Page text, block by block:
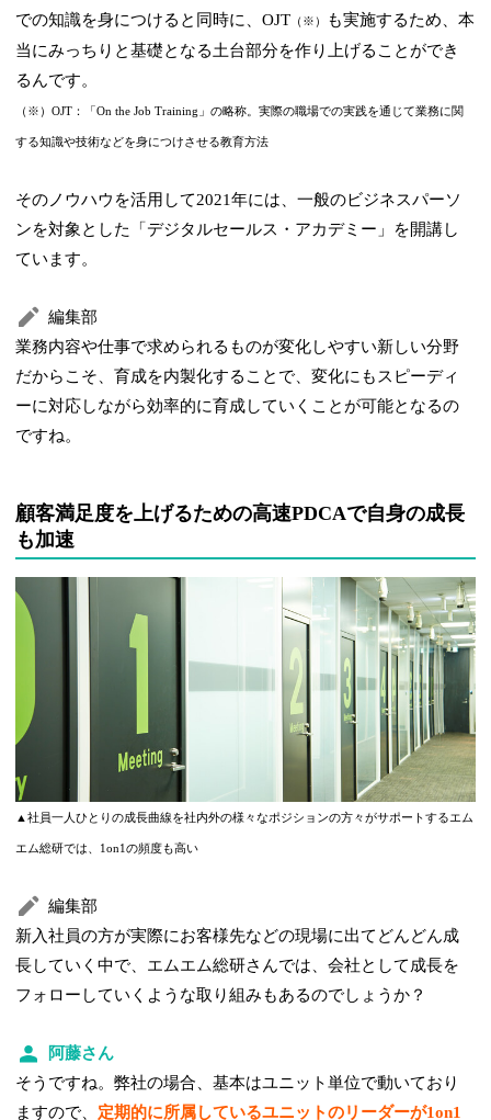
での知識を身につけると同時に、OJT （※）
も実施するため、本
当にみっちりと基礎となる土台部分を作り上げることができ
るんです。
（※）OJT：「On the Job Training」の略称。実際の職場での実践を通じて業務に関
する知識や技術などを身につけさせる教育方法
そのノウハウを活用して2021年には、一般のビジネスパーソ
ンを対象とした「デジタルセールス・アカデミー」を開講し
ています。
編集部
業務内容や仕事で求められるものが変化しやすい新しい分野
だからこそ、育成を内製化することで、変化にもスピーディ
ーに対応しながら効率的に育成していくことが可能となるの
ですね。
顧客満足度を上げるための高速PDCAで自身の成長
も加速
▲社員一人ひとりの成長曲線を社内外の様々なポジションの方々がサポートするエム
エム総研では、1on1の頻度も高い
編集部
新入社員の方が実際にお客様先などの現場に出てどんどん成
長していく中で、エムエム総研さんでは、会社として成長を
フォローしていくような取り組みもあるのでしょうか？
阿藤さん
そうですね。弊社の場合、基本はユニット単位で動いており
ますので、 定期的に所属しているユニットのリーダーが1on1